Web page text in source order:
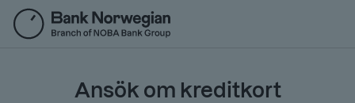
Gå
till
Ansök om kreditkort